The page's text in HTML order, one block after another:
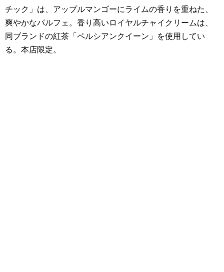
チック」は、アップルマンゴーにライムの香りを重ねた、
爽やかなパルフェ。香り高いロイヤルチャイクリームは、
同ブランドの紅茶「ペルシアンクイーン」を使用してい
る。本店限定。